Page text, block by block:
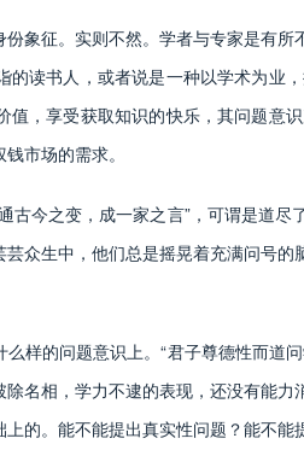
征。实则不然。学者与专家是有所
读书人，或者说是一种以学术为
，享受获取知识的快乐，其问题
市场的需求。
今之变，成一家之言”，可谓是道尽
众生中，他们总是摇晃着充满问号
的问题意识上。“君子尊德性而道
名相，学力不逮的表现，还没有能
的。能不能提出真实性问题？能不